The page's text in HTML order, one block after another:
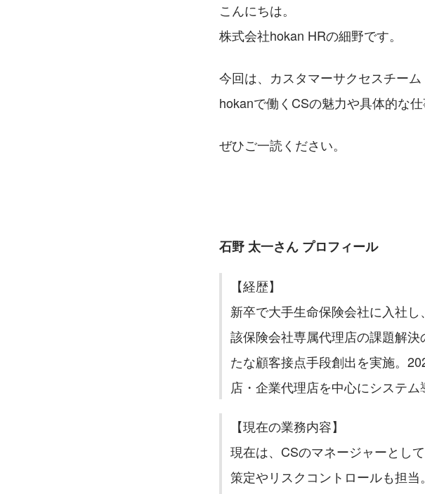
こんにちは。
株式会社hokan HRの細野です。
今回は、カスタマーサクセスチー
hokanで働くCSの魅力や具体的な
ぜひご一読ください。
石野 太一さん プロフィール
【経歴】
新卒で大手生命保険会社に入社
該保険会社専属代理店の課題解
たな顧客接点手段創出を実施。
店・企業代理店を中心にシステム
【現在の業務内容】
現在は、CSのマネージャーとし
策定やリスクコントロールも担